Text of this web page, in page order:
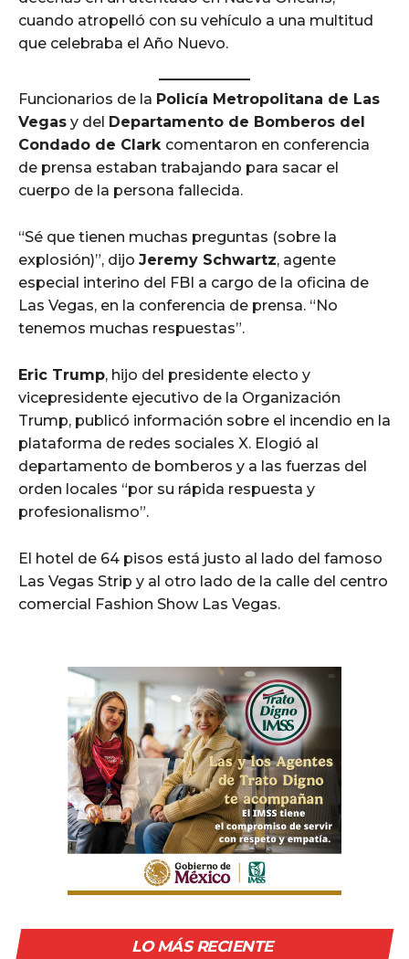
cuando atropelló con su vehículo a una multitud
que celebraba el Año Nuevo.
Funcionarios de la Policía Metropolitana de Las
Vegas y del Departamento de Bomberos del
Condado de Clark comentaron en conferencia
de prensa estaban trabajando para sacar el
cuerpo de la persona fallecida.
“Sé que tienen muchas preguntas (sobre la
explosión)”, dijo Jeremy Schwartz, agente
especial interino del FBI a cargo de la oficina de
Las Vegas, en la conferencia de prensa. “No
tenemos muchas respuestas”.
Eric Trump, hijo del presidente electo y
vicepresidente ejecutivo de la Organización
Trump, publicó información sobre el incendio en la
plataforma de redes sociales X. Elogió al
departamento de bomberos y a las fuerzas del
orden locales “por su rápida respuesta y
profesionalismo”.
El hotel de 64 pisos está justo al lado del famoso
Las Vegas Strip y al otro lado de la calle del centro
comercial Fashion Show Las Vegas.
LO MÁS RECIENTE